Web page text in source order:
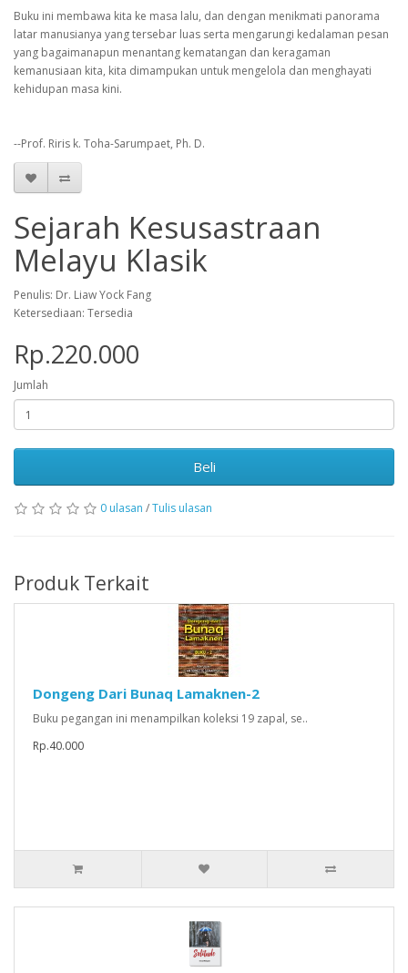
Buku ini membawa kita ke masa lalu, dan dengan menikmati panorama
latar manusianya yang tersebar luas serta mengarungi kedalaman pesan
yang bagaimanapun menantang kematangan dan keragaman
kemanusiaan kita, kita dimampukan untuk mengelola dan menghayati
kehidupan masa kini.
--Prof. Riris k. Toha-Sarumpaet, Ph. D.
Sejarah Kesusastraan
Melayu Klasik
Penulis: Dr. Liaw Yock Fang
Ketersediaan: Tersedia
Rp.220.000
Jumlah
Beli
0 ulasan /Tulis ulasan
Produk Terkait
Dongeng Dari Bunaq Lamaknen-2
Buku pegangan ini menampilkan koleksi 19 zapal, se..
Rp.40.000